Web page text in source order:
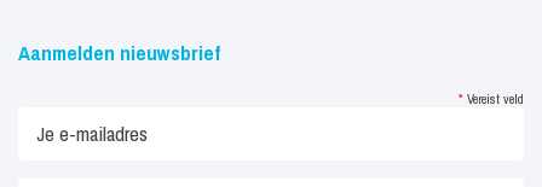
Aanmelden nieuwsbrief
* Vereist veld